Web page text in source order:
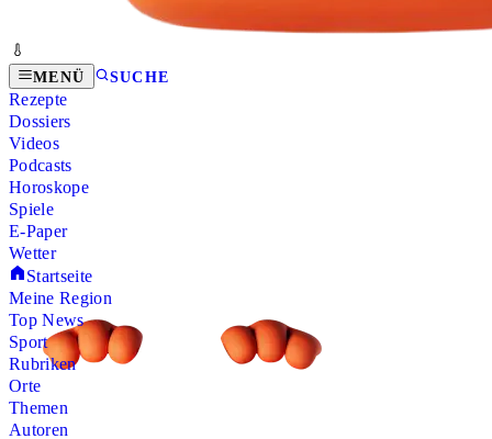
MENÜ SUCHE
Rezepte
Dossiers
Videos
Podcasts
Horoskope
Spiele
E-Paper
Wetter
Startseite
Meine Region
Top News
Sport
Rubriken
Orte
Themen
Autoren